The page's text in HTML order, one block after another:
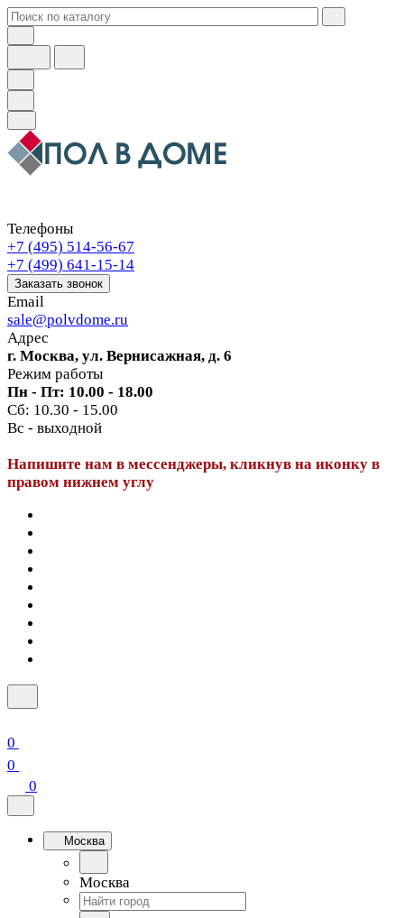
Телефоны
+7 (495) 514-56-67
+7 (499) 641-15-14
Заказать звонок
Email
sale@polvdome.ru
Адрес
г. Москва, ул. Вернисажная, д. 6
Режим работы
Пн - Пт: 10.00 - 18.00
Сб: 10.30 - 15.00
Вс - выходной
Напишите нам в мессенджеры, кликнув на иконку в
правом нижнем углу
0
0
0
Москва
Москва